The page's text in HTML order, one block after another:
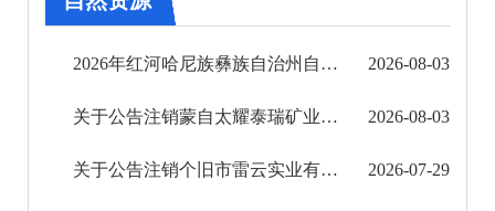
权责清单
2026年红河哈尼族彝族自治州自然资源和规划局采矿权公告(第一批) 2026-08-03
关于公告注销蒙自太耀泰瑞矿业有限公司鸣鹫深凹塘锰矿采矿许可证的公示 2026-08-03
关于公告注销个旧市雷云实业有限公司小坪子矿区采矿许可证的公示（2次更正） 2026-07-29